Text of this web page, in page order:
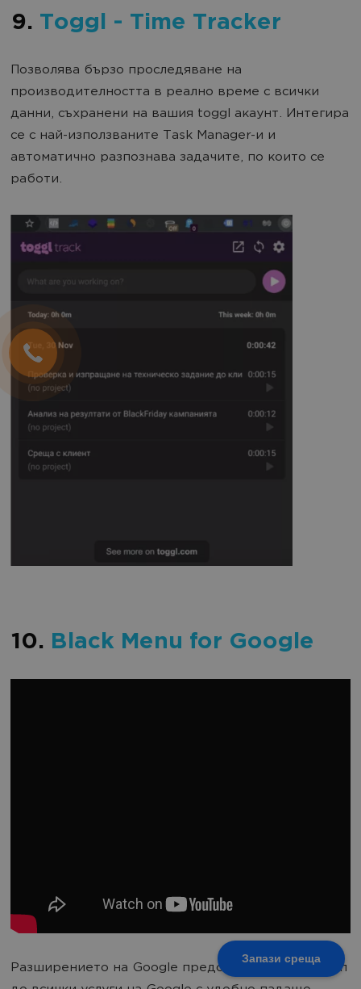
Запази среща
9. Toggl - Time Tracker
Позволява бързо проследяване на
производителността в реално време с всички
данни, съхранени на вашия toggl акаунт. Интегира
се с най-използваните Task Manager-и и
автоматично разпознава задачите, по които се
работи.
10. Black Menu for Google
Разширението на Google предоставя бърз достъп